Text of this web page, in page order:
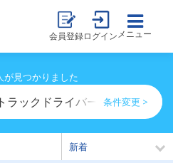
会員登録ログイン メニュー
が見つかりました
ラックドライバーのドライバー
条件変更 >